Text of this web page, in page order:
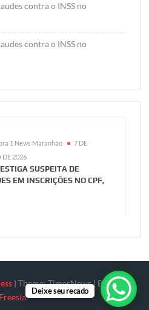
contra o INSS no
contra o INSS no
1 News Maranhão
7 DE
DE 2026
SUSPEITA DE
EM INSCRIÇÕES NO CPF,
|Theme: TimesNews| ByTheme
Freesia.
Deixe seu recado